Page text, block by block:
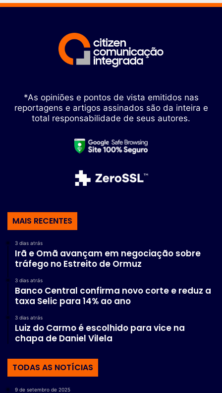
*As opiniões e pontos de vista emitidos nas
reportagens e artigos assinados são da inteira e
total responsabilidade de seus autores.
MAIS RECENTES
3 dias atrás
Irã e Omã avançam em negociação sobre
tráfego no Estreito de Ormuz
3 dias atrás
Banco Central confirma novo corte e reduz a
taxa Selic para 14% ao ano
3 dias atrás
Luiz do Carmo é escolhido para vice na
chapa de Daniel Vilela
TODAS AS NOTÍCIAS
9 de setembro de 2025